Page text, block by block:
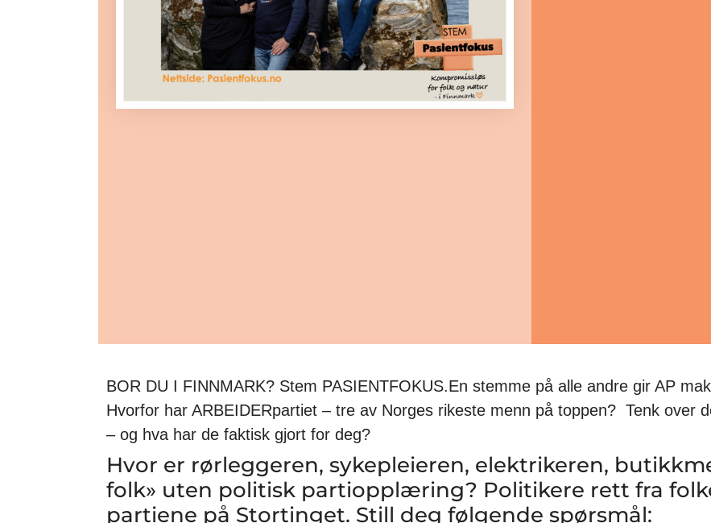
BOR DU I FINNMARK? Stem PASIENTFOKUS.En stemme på alle andre gir AP
Hvorfor har ARBEIDERpartiet – tre av Norges rikeste menn på toppen? Tenk over
– og hva har de faktisk gjort for deg?
Hvor er rørleggeren, sykepleieren, elektrikeren,
folk» uten politisk partiopplæring? Politikere rett fra
partiene på Stortinget. Still deg følgende spørsmål: